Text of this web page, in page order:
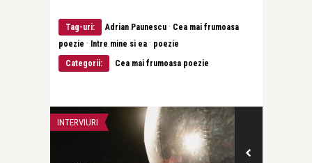
Tag-uri: Adrian Paunescu · Cea mai frumoasa
poezie · Intre mine si ea · poezie
Categorii:
Cea mai frumoasa poezie
INTERVIURI